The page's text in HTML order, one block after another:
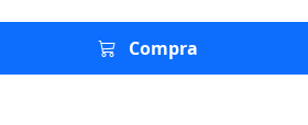
Compra